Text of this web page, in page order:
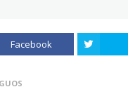
Facebook